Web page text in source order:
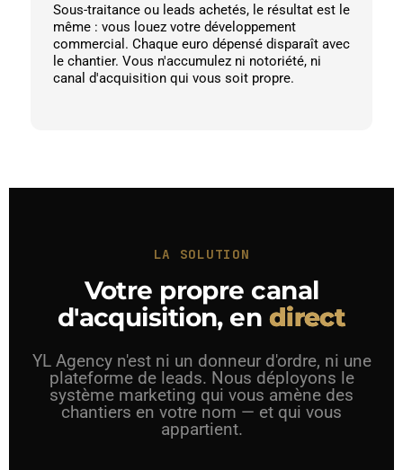
Sous-traitance ou leads achetés, le résultat est le
même : vous louez votre développement
commercial. Chaque euro dépensé disparaît avec
le chantier. Vous n'accumulez ni notoriété, ni
canal d'acquisition qui vous soit propre.
LA SOLUTION
Votre propre canal
d'acquisition, en direct
YL Agency n'est ni un donneur d'ordre, ni une
plateforme de leads. Nous déployons le
système marketing qui vous amène des
chantiers en votre nom — et qui vous
appartient.